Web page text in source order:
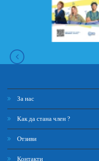
За нас
Как да стана член ?
Отзиви
Контакти